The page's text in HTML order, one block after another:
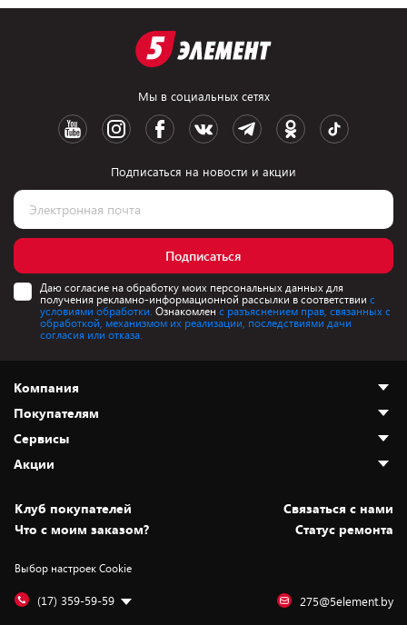
Мы в социальных сетях
Подписаться на новости и акции
Подписаться
Даю согласие на обработку моих персональных данных для
получения рекламно-информационной рассылки в соответствии с
условиями обработки. Ознакомлен с разъяснением прав, связанных с
обработкой, механизмом их реализации, последствиями дачи
согласия или отказа.
Компания
О нас
Адреса магазинов
Новости
Статьи и обзоры
Вакансии
Дай пять добру!
Покупателям
Как сделать заказ
Оплата и доставка
Безналичный расчёт
Обмен и возврат товара
Обработка персональных данных
Подарочные карты
Сервисы
Установка техники
Для игровых консолей
Для мобильных устройств
Для компьютеров
Акции
Скидки и промокоды
Белорусские товары
Бонусы
Оплата частями
Клуб покупателей
Cвязаться с нами
Что с моим заказом?
Статус ремонта
Выбор настроек Cookie
(17) 359-59-59 275@5element.by